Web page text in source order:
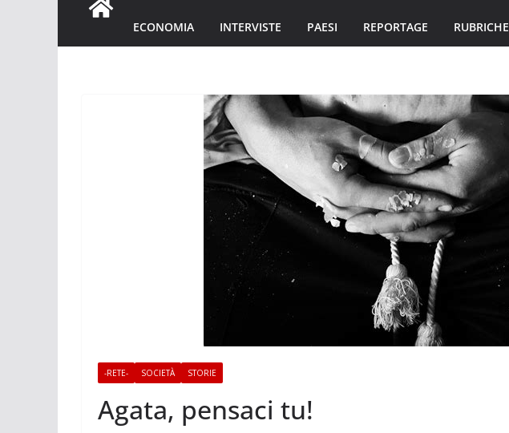
ECONOMIA INTERVISTE PAESI REPORTAGE RUBRICHE
-RETE- SOCIETÀ STORIE
Agata, pensaci tu!